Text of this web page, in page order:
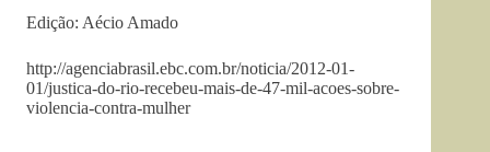
Edição: Aécio Amado
http://agenciabrasil.ebc.com.br/noticia/2012-01-
01/justica-do-rio-recebeu-mais-de-47-mil-acoes-sobre-
violencia-contra-mulher